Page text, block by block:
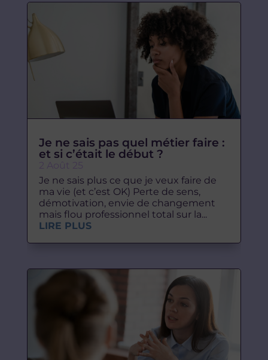
Je ne sais pas quel métier faire :
et si c’était le début ?
2 Août 25
Je ne sais plus ce que je veux faire de
ma vie (et c’est OK) Perte de sens,
démotivation, envie de changement
mais flou professionnel total sur la...
LIRE PLUS